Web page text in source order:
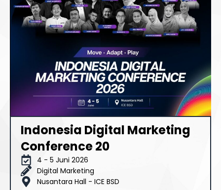
Indonesia Digital Marketing
Conference 20
4 - 5 Juni 2026
Digital Marketing
Nusantara Hall - ICE BSD